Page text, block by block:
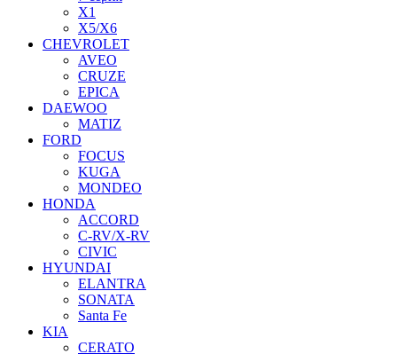
X1
X5/X6
CHEVROLET
AVEO
CRUZE
EPICA
DAEWOO
MATIZ
FORD
FOCUS
KUGA
MONDEO
HONDA
ACCORD
C-RV/X-RV
CIVIC
HYUNDAI
ELANTRA
SONATA
Santa Fe
KIA
CERATO